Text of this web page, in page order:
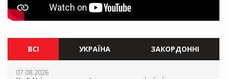
ВСІ УКРАЇНА ЗАКОРДОННІ
07.08.2026
07.08.2026
07.08.2026